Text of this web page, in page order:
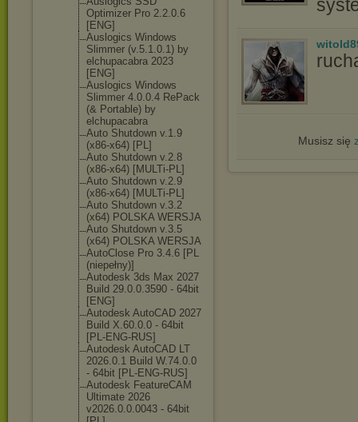
Optimizer Pro 2.2.0.6
[ENG]
Auslogics Windows
Slimmer (v.5.1.0.1) by
elchupacabra 2023
[ENG]
Auslogics Windows
Slimmer 4.0.0.4 RePack
(& Portable) by
elchupacabra
Auto Shutdown v.1.9
(x86-x64) [PL]
Auto Shutdown v.2.8
(x86-x64) [MULTi-PL]
Auto Shutdown v.2.9
(x86-x64) [MULTi-PL]
Auto Shutdown v.3.2
(x64) POLSKA WERSJA
Auto Shutdown v.3.5
(x64) POLSKA WERSJA
AutoClose Pro 3.4.6 [PL
(niepełny)]
Autodesk 3ds Max 2027
Build 29.0.0.3590 - 64bit
[ENG]
Autodesk AutoCAD 2027
Build X.60.0.0 - 64bit
[PL-ENG-RUS]
Autodesk AutoCAD LT
2026.0.1 Build W.74.0.0
- 64bit [PL-ENG-RUS]
Autodesk FeatureCAM
Ultimate 2026
v2026.0.0.0043 - 64bit
Musisz się